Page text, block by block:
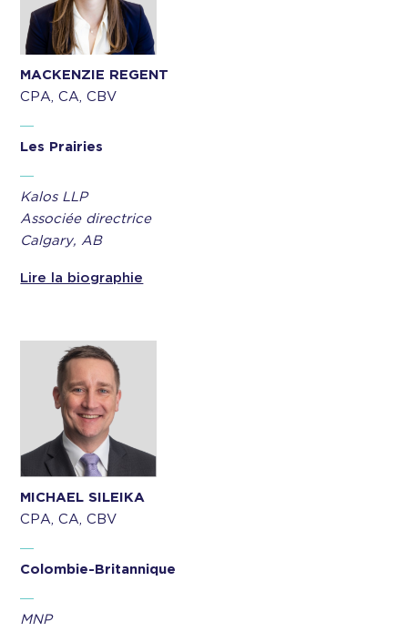
MACKENZIE REGENT
CPA, CA, CBV
Les Prairies
Kalos LLP
Associée directrice
Calgary, AB
Lire la biographie
MICHAEL SILEIKA
CPA, CA, CBV
Colombie-Britannique
MNP